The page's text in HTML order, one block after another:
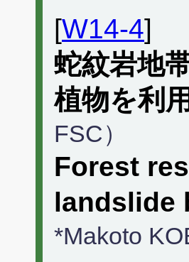
[W14-4]
蛇紋岩地
植物を利
FSC）
Forest
landslide
*Makoto